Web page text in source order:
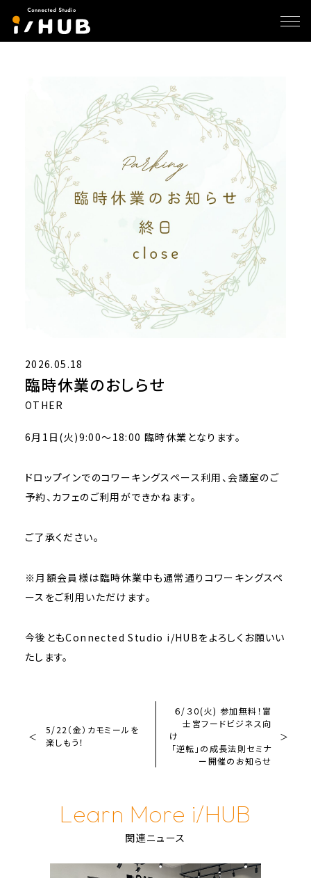
2026.05.18
臨時休業のおしらせ
OTHER
6月1日(火)9:00～18:00 臨時休業となります。
ドロップインでのコワーキングスペース利用、会議室のご
予約、カフェのご利用ができかねます。
ご了承ください。
※月額会員様は臨時休業中も通常通りコワーキングスペ
ースをご利用いただけます。
今後ともConnected Studio i/HUBをよろしくお願いい
たします。
5/22（金）カモミールを
楽しもう！
６/３０(火) 参加無料！富
士宮フードビジネス向
け
「逆転」の成長法則セミナ
ー開催のお知らせ
Learn More i/HUB
関連ニュース